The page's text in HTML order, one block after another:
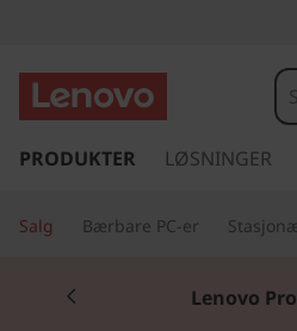
o
g
a
S
å
l
PRODUKTER LØSNINGER
Salg Bærbare PC-er
Lenovo